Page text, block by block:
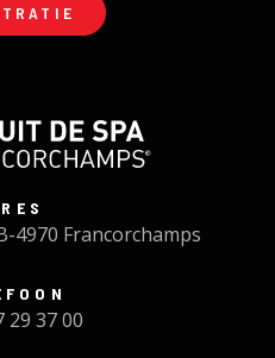
4970 Francorchamps
29 37 00